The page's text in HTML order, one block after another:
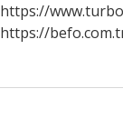
https://
https://